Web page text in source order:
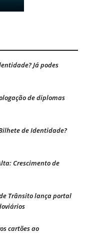
Já podes
de diplomas
de Identidade?
Crescimento de
Trânsito lança portal
cartões ao